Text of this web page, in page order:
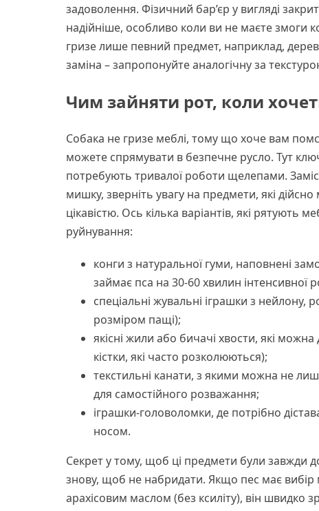
задоволення. Фізичний бар’єр у вигляді
надійніше, особливо коли ви не маєте змоги
гризе лише певний предмет, наприклад,
заміна – запропонуйте аналогічну за
Чим зайняти рот, коли
Собака не гризе меблі, тому що хоче вам
можете спрямувати в безпечне русло. Тут
потребують тривалої роботи щелепами.
мишку, зверніть увагу на предмети, які
цікавістю. Ось кілька варіантів, які рятують
руйнування:
конги з натуральної гуми, наповнені
займає пса на 30-60 хвилин інтенсивної
спеціальні жувальні іграшки з
розміром пащі);
якісні жили або бичачі хвости, які
кістки, які часто розколюються);
текстильні канати, з якими можна не
для самостійного розважання;
іграшки-головоломки, де потрібно
носом.
Секрет у тому, щоб ці предмети були завжди
знову, щоб не набридати. Якщо пес має
арахісовим маслом (без ксиліту), він швидко